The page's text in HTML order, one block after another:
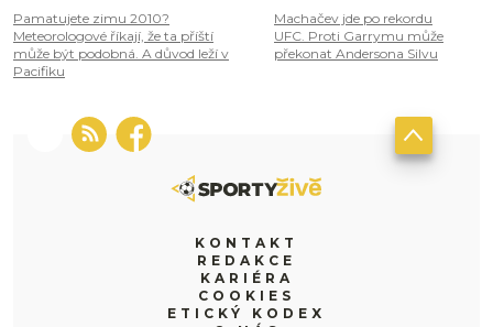
Pamatujete zimu 2010?
Meteorologové říkají, že ta příští
může být podobná. A důvod leží v
Pacifiku
Machačev jde po rekordu
UFC. Proti Garrymu může
překonat Andersona Silvu
KONTAKT
REDAKCE
KARIÉRA
COOKIES
ETICKÝ KODEX